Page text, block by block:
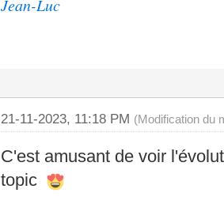
Jean-Luc
21-11-2023, 11:18 PM (Modification du
C'est amusant de voir
topic